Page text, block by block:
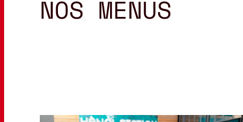
NOS MENUS